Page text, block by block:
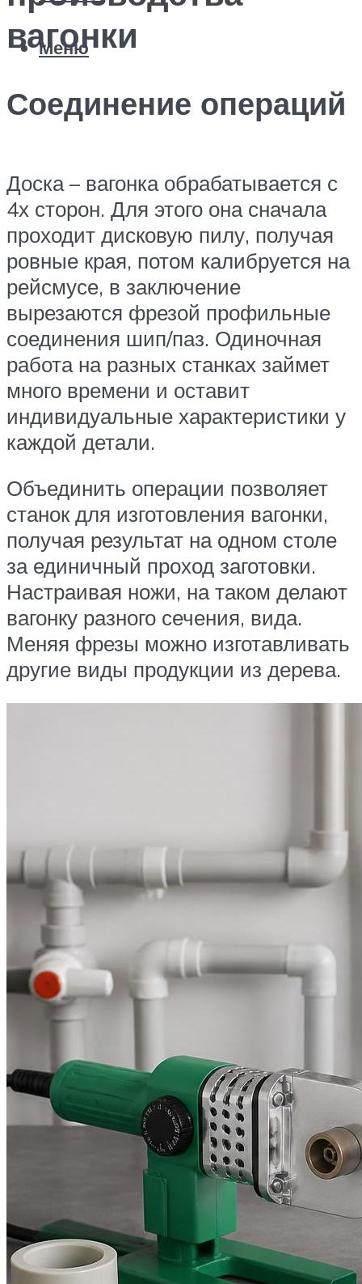
Меню
вагонки
Соединение операций
Доска – вагонка обрабатывается с
4х сторон. Для этого она сначала
проходит дисковую пилу, получая
ровные края, потом калибруется на
рейсмусе, в заключение
вырезаются фрезой профильные
соединения шип/паз. Одиночная
работа на разных станках займет
много времени и оставит
индивидуальные характеристики у
каждой детали.
Объединить операции позволяет
станок для изготовления вагонки,
получая результат на одном столе
за единичный проход заготовки.
Настраивая ножи, на таком делают
вагонку разного сечения, вида.
Меняя фрезы можно изготавливать
другие виды продукции из дерева.